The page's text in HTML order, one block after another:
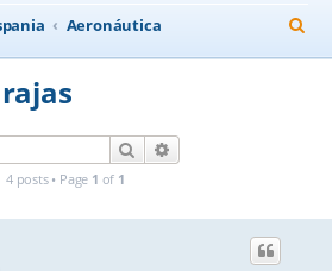
Aeronáutica
e
Search
4 posts • Page 1 of 1